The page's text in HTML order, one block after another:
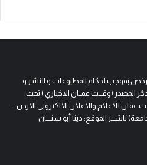
بموجب أحكام المطبوعات و النشر و
المصدر (وقـــت عمــان الاخباري ) تحت
للاعلام والاعلان الالكتروني الاردن -
ناشـــر الموقع: دينا أبو سنــــان